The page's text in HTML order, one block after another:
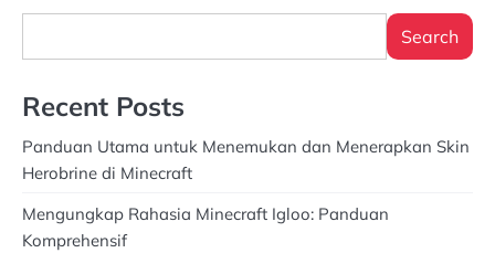
Search
Recent Posts
Panduan Utama untuk Menemukan dan Menerapkan Skin
Herobrine di Minecraft
Mengungkap Rahasia Minecraft Igloo: Panduan
Komprehensif